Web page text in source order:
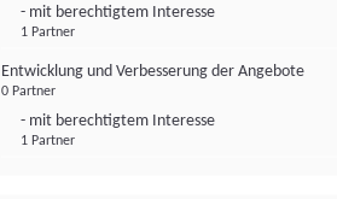
- mit berechtigtem Interesse
1 Partner
Entwicklung und Verbesserung der Angebote
0 Partner
- mit berechtigtem Interesse
1 Partner